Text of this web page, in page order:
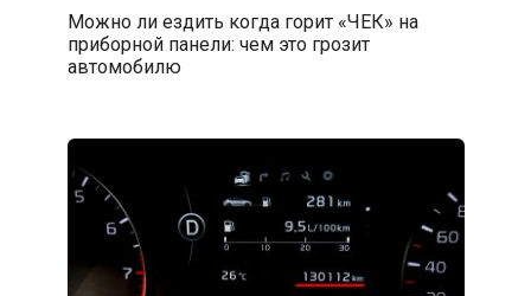
Можно ли ездить когда горит «ЧЕК» на
приборной панели: чем это грозит
автомобилю